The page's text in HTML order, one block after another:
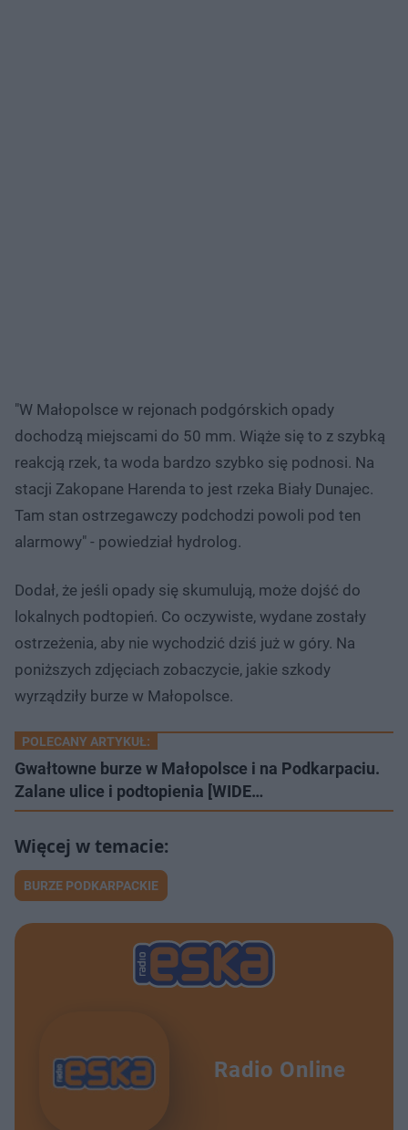
"W Małopolsce w rejonach podgórskich opady
dochodzą miejscami do 50 mm. Wiąże się to z szybką
reakcją rzek, ta woda bardzo szybko się podnosi. Na
stacji Zakopane Harenda to jest rzeka Biały Dunajec.
Tam stan ostrzegawczy podchodzi powoli pod ten
alarmowy" - powiedział hydrolog.
Dodał, że jeśli opady się skumulują, może dojść do
lokalnych podtopień. Co oczywiste, wydane zostały
ostrzeżenia, aby nie wychodzić dziś już w góry. Na
poniższych zdjęciach zobaczycie, jakie szkody
wyrządziły burze w Małopolsce.
POLECANY ARTYKUŁ:
Gwałtowne burze w Małopolsce i na Podkarpaciu.
Zalane ulice i podtopienia [WIDE…
BURZE PODKARPACKIE
Radio Online